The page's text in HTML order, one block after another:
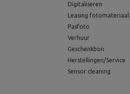
Digitaliseren
Leasing fotomateriaal
Pasfoto
Verhuur
Geschenkbon
Herstellingen/Service
Sensor cleaning